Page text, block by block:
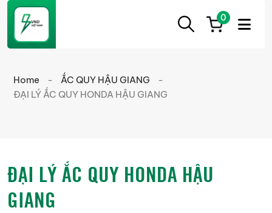
ẮC
CẦN
THƠ
Ắc
Cần
Thơ
tốt
0
Home - ẮC QUY HẬU GIANG
-
ĐẠI LÝ ẮC QUY HONDA HẬU GIANG
ĐẠI LÝ ẮC QUY HONDA HẬU
GIANG